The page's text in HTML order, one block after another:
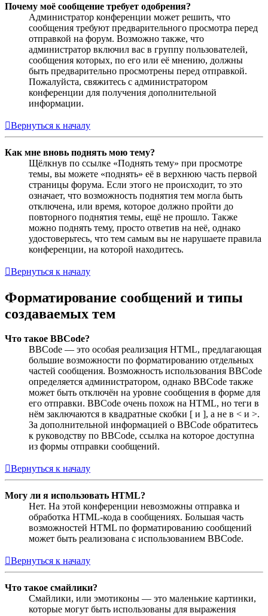
Почему моё сообщение требует одобрения?
Администратор конференции может решить, что
сообщения требуют предварительного просмотра перед
отправкой на форум. Возможно также, что
администратор включил вас в группу пользователей,
сообщения которых, по его или её мнению, должны
быть предварительно просмотрены перед отправкой.
Пожалуйста, свяжитесь с администратором
конференции для получения дополнительной
информации.
Вернуться к началу
Как мне вновь поднять мою тему?
Щёлкнув по ссылке «Поднять тему» при просмотре
темы, вы можете «поднять» её в верхнюю часть первой
страницы форума. Если этого не происходит, то это
означает, что возможность поднятия тем могла быть
отключена, или время, которое должно пройти до
повторного поднятия темы, ещё не прошло. Также
можно поднять тему, просто ответив на неё, однако
удостоверьтесь, что тем самым вы не нарушаете правила
конференции, на которой находитесь.
Вернуться к началу
Форматирование сообщений и типы
создаваемых тем
Что такое BBCode?
BBCode — это особая реализация HTML, предлагающая
большие возможности по форматированию отдельных
частей сообщения. Возможность использования BBCode
определяется администратором, однако BBCode также
может быть отключён на уровне сообщения в форме для
его отправки. BBCode очень похож на HTML, но теги в
нём заключаются в квадратные скобки [ и ], а не в < и >.
За дополнительной информацией о BBCode обратитесь
к руководству по BBCode, ссылка на которое доступна
из формы отправки сообщений.
Вернуться к началу
Могу ли я использовать HTML?
Нет. На этой конференции невозможны отправка и
обработка HTML-кода в сообщениях. Большая часть
возможностей HTML по форматированию сообщений
может быть реализована с использованием BBCode.
Вернуться к началу
Что такое смайлики?
Смайлики, или эмотиконы — это маленькие картинки,
которые могут быть использованы для выражения